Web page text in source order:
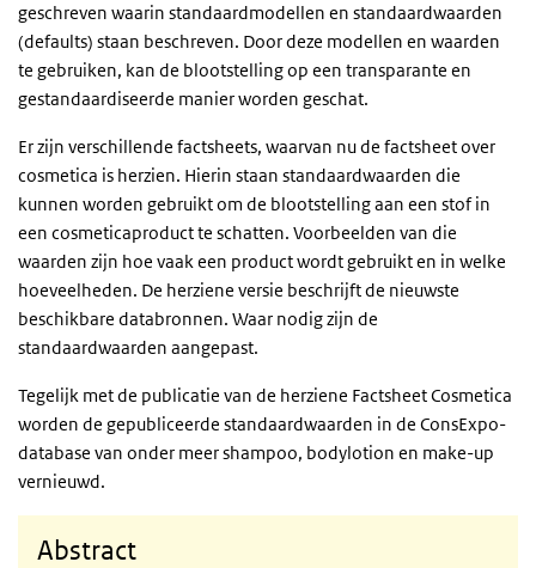
geschreven waarin standaardmodellen en standaardwaarden
(defaults) staan beschreven. Door deze modellen en waarden
te gebruiken, kan de blootstelling op een transparante en
gestandaardiseerde manier worden geschat.
Er zijn verschillende factsheets, waarvan nu de factsheet over
cosmetica is herzien. Hierin staan standaardwaarden die
kunnen worden gebruikt om de blootstelling aan een stof in
een cosmeticaproduct te schatten. Voorbeelden van die
waarden zijn hoe vaak een product wordt gebruikt en in welke
hoeveelheden. De herziene versie beschrijft de nieuwste
beschikbare databronnen. Waar nodig zijn de
standaardwaarden aangepast.
Tegelijk met de publicatie van de herziene Factsheet Cosmetica
worden de gepubliceerde standaardwaarden in de ConsExpo-
database van onder meer shampoo, bodylotion en make-up
vernieuwd.
Abstract